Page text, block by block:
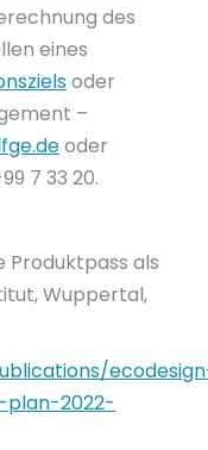
des
eines
oder
–
oder
7 33 20.
Produktpass als
Wuppertal,
2022-